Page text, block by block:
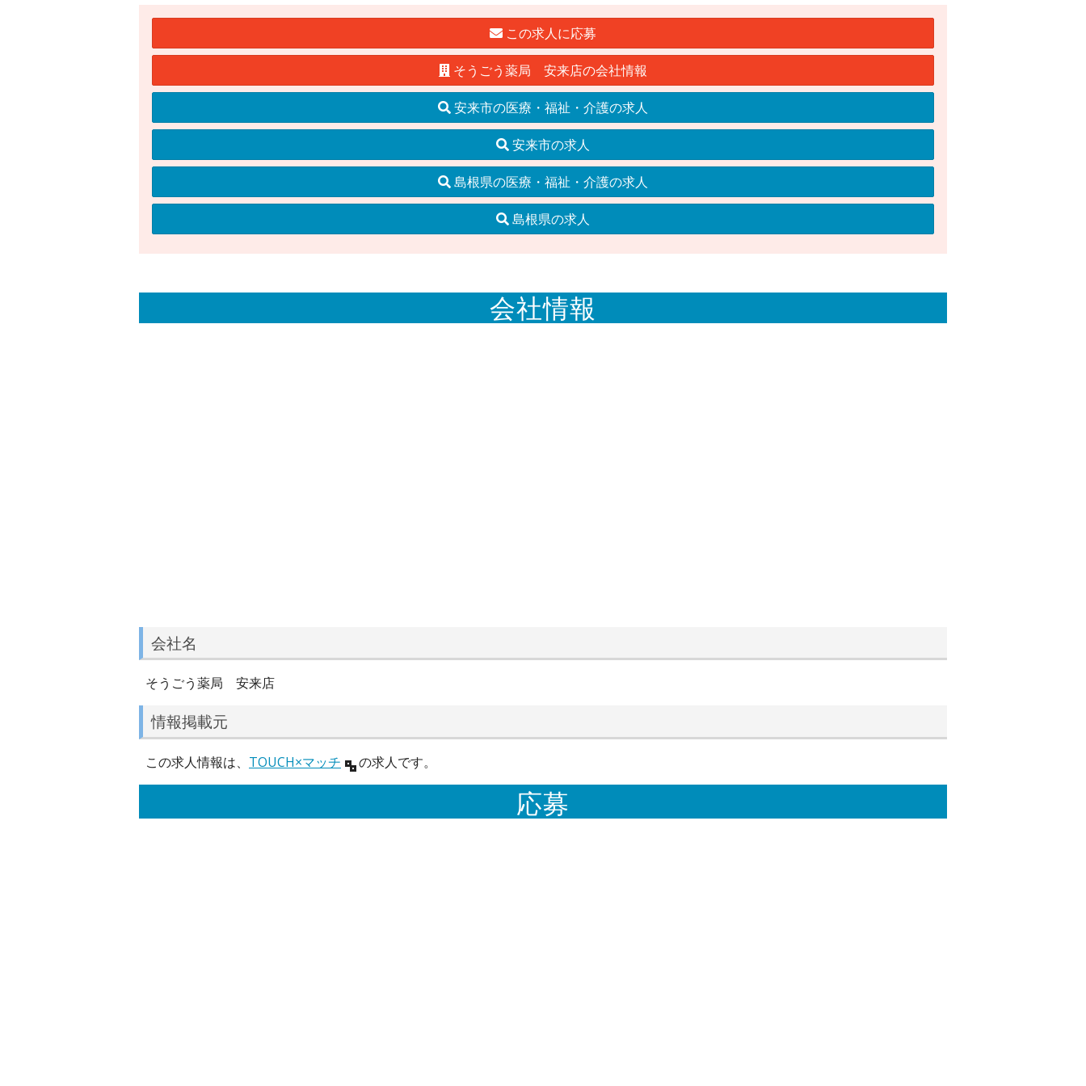
この求人に応募
そうごう薬局 安来店の会社情報
安来市の医療・福祉・介護の求人
安来市の求人
島根県の医療・福祉・介護の求人
島根県の求人
会社情報
会社名
そうごう薬局 安来店
情報掲載元
この求人情報は、 TOUCH×マッチ の求人です。
応募